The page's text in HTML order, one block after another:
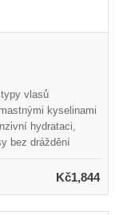
vlasů
kyselinami
hydrataci,
bez dráždění
a barvou Vhodné
Kč1,844